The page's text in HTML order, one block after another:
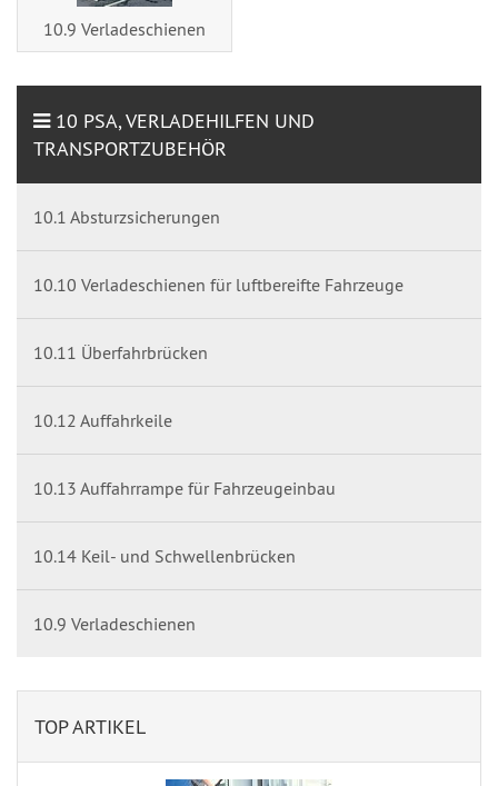
10.9 Verladeschienen
10 PSA, VERLADEHILFEN UND
TRANSPORTZUBEHÖR
10.1 Absturzsicherungen
10.10 Verladeschienen für luftbereifte Fahrzeuge
10.11 Überfahrbrücken
10.12 Auffahrkeile
10.13 Auffahrrampe für Fahrzeugeinbau
10.14 Keil- und Schwellenbrücken
10.9 Verladeschienen
TOP ARTIKEL